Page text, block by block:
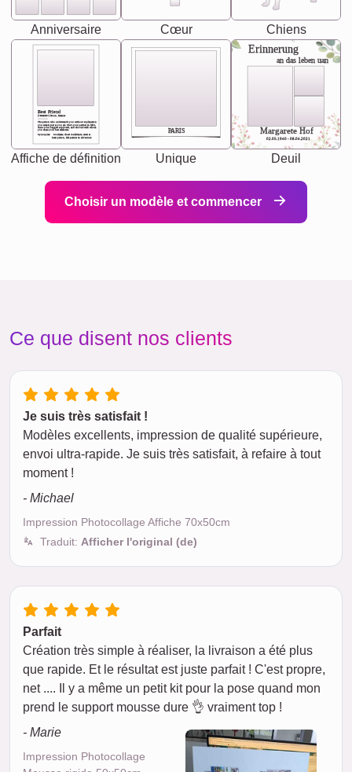
Anniversaire Cœur Chiens
Best Friend
[<NAME>] Noun, feminie
Synonyms: Soulmate, closet confidante, sister at
heart person, life partner in adventure.
The person who understands you without explanation
you accepts just as you are. She's your partner in life's,
chaos your biggest supporter, and the one with whom
you share your best memories.
Affiche de définition
PARIS
Unique
Erinnerung
an das leben uan
Margarete Hof
02.05.1940 - 08.04.2021
Deuil
Choisir un modèle et commencer
Ce que disent nos clients
Je suis très satisfait !
Modèles excellents, impression de qualité supérieure,
envoi ultra-rapide. Je suis très satisfait, à refaire à tout
moment !
- Michael
Impression Photocollage Affiche 70x50cm
Traduit: Afficher l'original (de)
Parfait
Création très simple à réaliser, la livraison a été plus
que rapide. Et le résultat est juste parfait ! C'est propre,
net .... Il y a même un petit kit pour la pose quand mon
prend le support mousse dure 👌 vraiment top !
- Marie
Impression Photocollage